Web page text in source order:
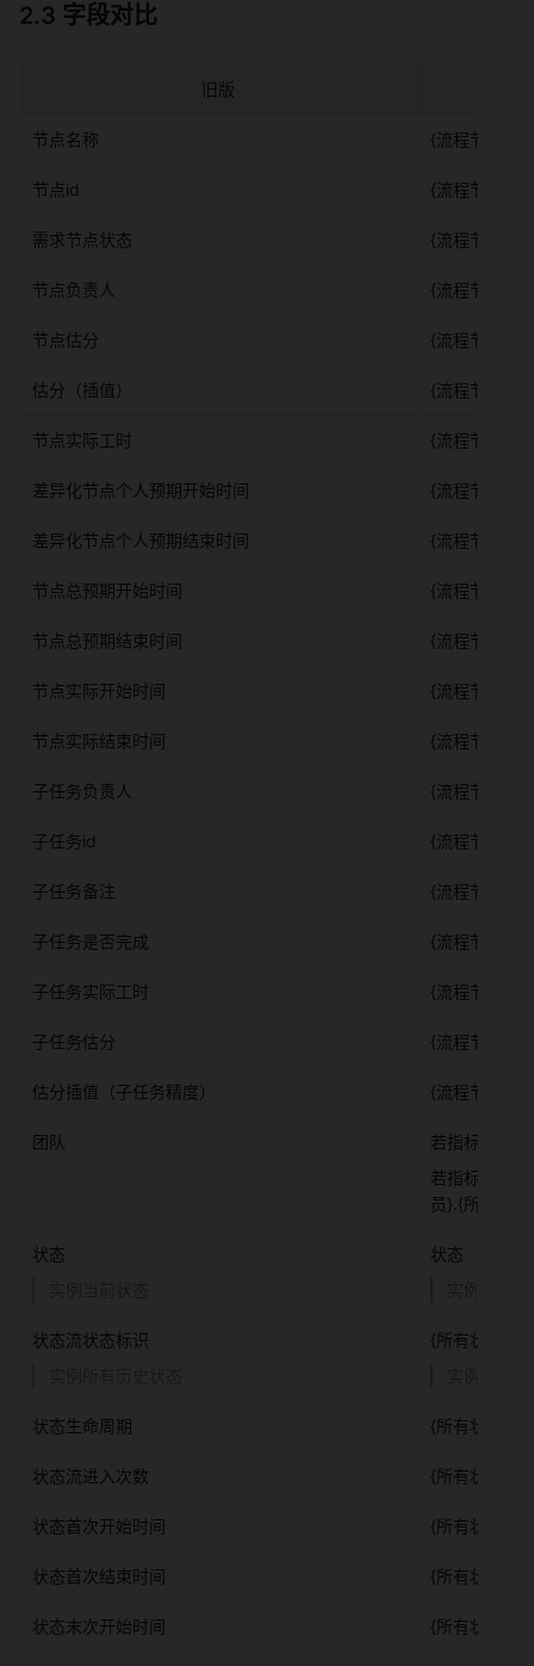
2.3 字段对比
旧版
节点名称 {流程节点}.{
节点id {流程节点}.{
需求节点状态 {流程节点}.{
节点负责人 {流程节点}.{
节点估分 {流程节点}.{
估分（插值） {流程节点}.{
节点实际工时 {流程节点}.{
差异化节点个人预期开始时间 {流程节点}.{
差异化节点个人预期结束时间 {流程节点}.{
节点总预期开始时间 {流程节点}.{
节点总预期结束时间 {流程节点}.{
节点实际开始时间 {流程节点}.{
节点实际结束时间 {流程节点}.{
子任务负责人 {流程节点}.{
子任务id {流程节点}.{
子任务备注 {流程节点}.{
子任务是否完成 {流程节点}.{
子任务实际工时 {流程节点}.{
子任务估分 {流程节点}.{
估分插值（子任务精度） {流程节点}.{
团队
若指标选择
若指标选择
员}.{所属团
状态
状态
状态流状态标识
{所有状态}.{
状态生命周期 {所有状态}.{
状态流进入次数 {所有状态}.{
状态首次开始时间 {所有状态}.{
状态首次结束时间 {所有状态}.{
状态末次开始时间 {所有状态}.{